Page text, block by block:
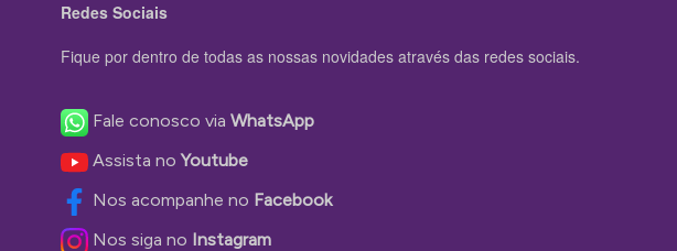
Redes Sociais
Fique por dentro de todas as nossas novidades através das redes sociais.
Fale conosco via WhatsApp
Assista noYoutube
Nos acompanhe no Facebook
Nos siga no Instagram